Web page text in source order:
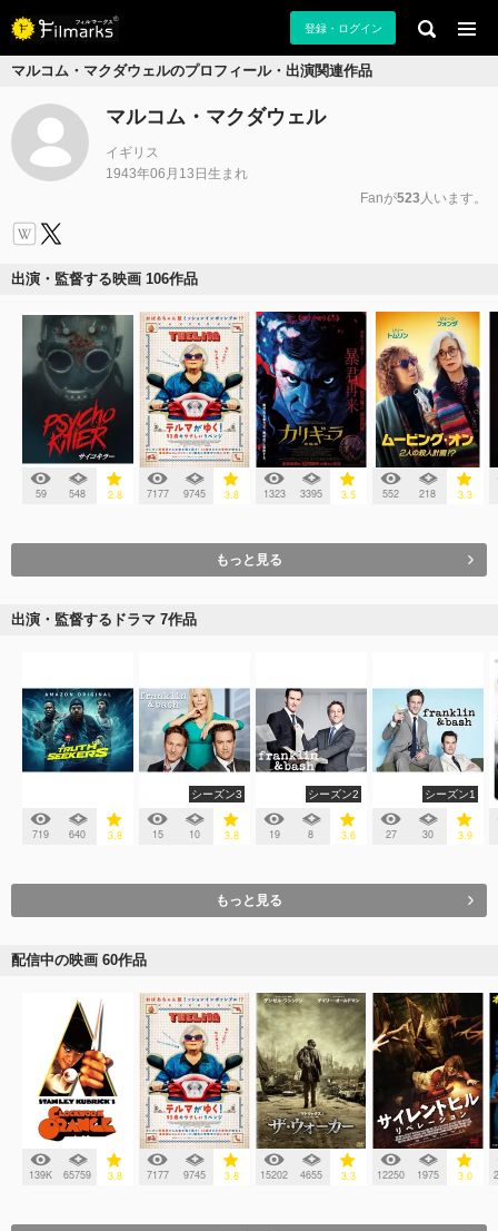
登録・ログイン
マルコム・マクダウェルのプロフィール・出演関連作品
マルコム・マクダウェル
イギリス
1943年06月13日生まれ
Fanが523 人います。
出演・監督する映画 106作品
59 548 2.8 7177 9745 3.8 1323 3395 3.5 552 218 3.3
もっと見る
出演・監督するドラマ 7作品
719 640 3.8
シーズン3
15 10 3.8
シーズン2
19 8 3.6
シーズン1
27 30 3.9
もっと見る
配信中の映画 60作品
139K 65759 3.8 7177 9745 3.8 15202 4655 3.3 12250 1975 3.0